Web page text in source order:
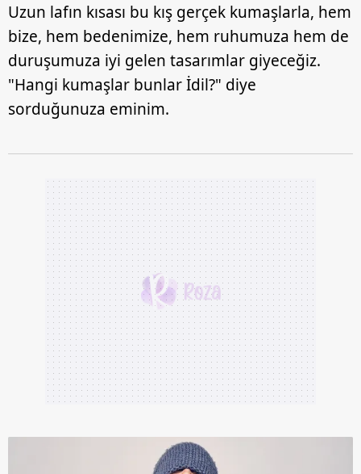
Uzun lafın kısası bu kış gerçek kumaşlarla, hem
bize, hem bedenimize, hem ruhumuza hem de
duruşumuza iyi gelen tasarımlar giyeceğiz.
"Hangi kumaşlar bunlar İdil?" diye
sorduğunuza eminim.